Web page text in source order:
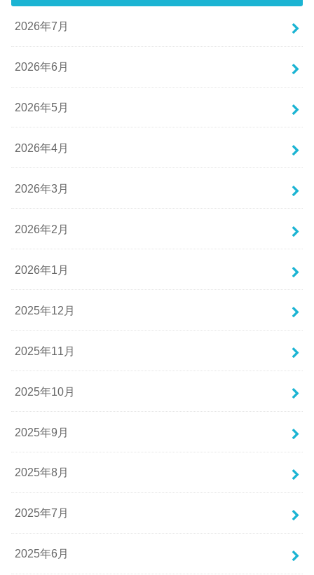
2026年7月
2026年6月
2026年5月
2026年4月
2026年3月
2026年2月
2026年1月
2025年12月
2025年11月
2025年10月
2025年9月
2025年8月
2025年7月
2025年6月